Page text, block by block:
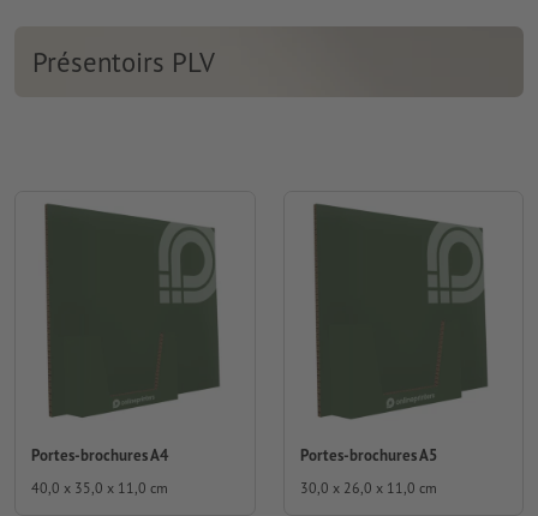
Présentoirs PLV
Portes-brochures A4
40,0 x 35,0 x 11,0 cm
Portes-brochures A5
30,0 x 26,0 x 11,0 cm